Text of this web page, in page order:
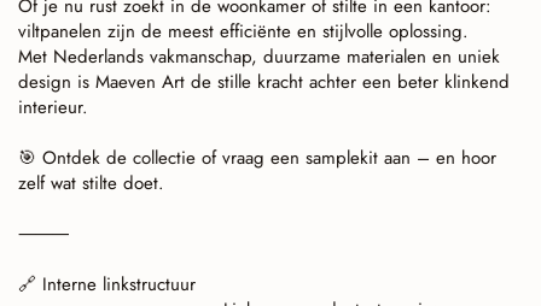
Of je nu rust zoekt in de woonkamer of stilte in een kantoor:
viltpanelen zijn de meest efficiënte en stijlvolle oplossing.
Met Nederlands vakmanschap, duurzame materialen en uniek
design is Maeven Art de stille kracht achter een beter klinkend
interieur.
🎯 Ontdek de collectie of vraag een samplekit aan – en hoor
zelf wat stilte doet.
⸻
🔗 Interne linkstructuur